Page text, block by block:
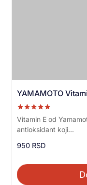
YAMAMOTO
Ocenjeno sa
5.00
od 5
Vitamin E od
antioksidant koji...
950 RSD